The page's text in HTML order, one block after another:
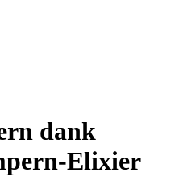
dank
Elixier